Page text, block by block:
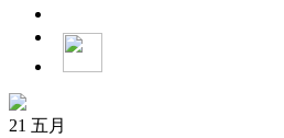
21 五月